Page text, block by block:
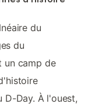
du
du
un camp de
D-Day. À l'ouest,